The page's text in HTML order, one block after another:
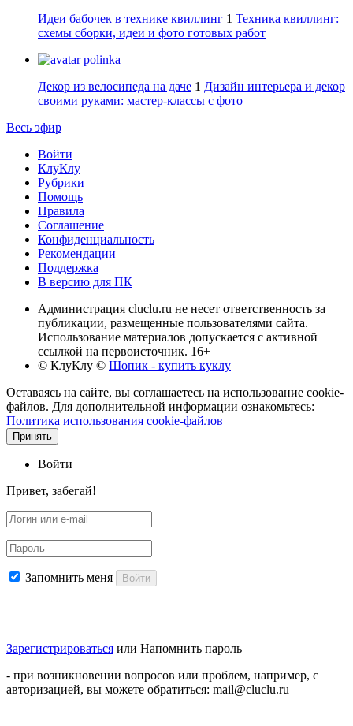
Идеи бабочек в технике квиллинг 1 Техника квиллинг:
схемы сборки, идеи и фото готовых работ
polinka
Декор из велосипеда на даче 1 Дизайн интерьера и декор
своими руками: мастер-классы с фото
Весь эфир
Войти
КлуКлу
Рубрики
Помощь
Правила
Соглашение
Конфиденциальность
Рекомендации
Поддержка
В версию для ПК
Администрация cluclu.ru не несет ответственность за
публикации, размещенные пользователями сайта.
Использование материалов допускается с активной
ссылкой на первоисточник. 16+
© КлуКлу © Шопик - купить куклу
Оставаясь на сайте, вы соглашаетесь на использование cookie-
файлов. Для дополнительной информации ознакомьтесь:
Политика использования cookie-файлов
Принять
Войти
Привет, забегай!
Запомнить меня Войти
Зарегистрироваться или Напомнить пароль
- при возникновении вопросов или проблем, например, с
авторизацией, вы можете обратиться: mail@cluclu.ru